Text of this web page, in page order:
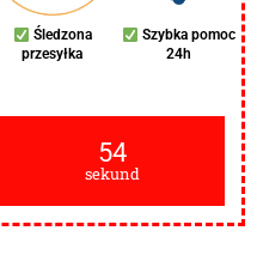
Śledzona
przesyłka
Szybka pomoc
24h
53
sekund